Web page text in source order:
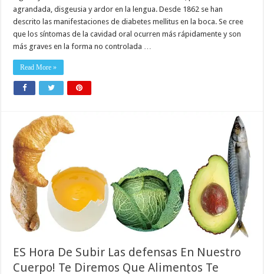
agrandada, disgeusia y ardor en la lengua. Desde 1862 se han
descrito las manifestaciones de diabetes mellitus en la boca. Se cree
que los síntomas de la cavidad oral ocurren más rápidamente y son
más graves en la forma no controlada …
Read More »
ES Hora De Subir Las defensas En Nuestro
Cuerpo! Te Diremos Que Alimentos Te